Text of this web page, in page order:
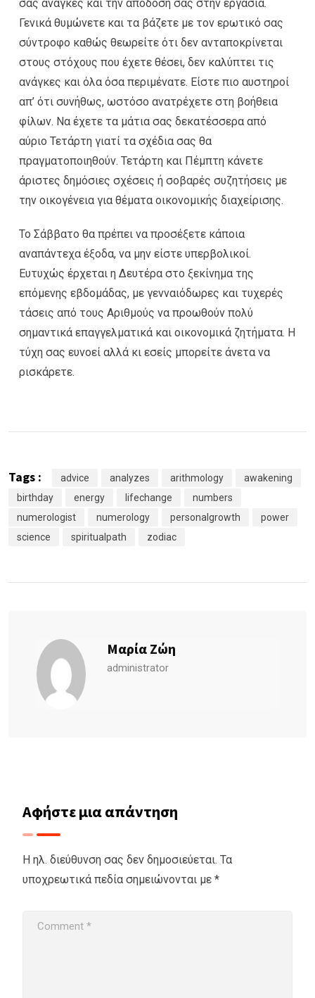
σας ανάγκες και την απόδοση σας στην εργασία.
Γενικά θυμώνετε και τα βάζετε με τον ερωτικό σας
σύντροφο καθώς θεωρείτε ότι δεν ανταποκρίνεται
στους στόχους που έχετε θέσει, δεν καλύπτει τις
ανάγκες και όλα όσα περιμένατε. Είστε πιο αυστηροί
απ’ ότι συνήθως, ωστόσο ανατρέχετε στη βοήθεια
φίλων. Να έχετε τα μάτια σας δεκατέσσερα από
αύριο Τετάρτη γιατί τα σχέδια σας θα
πραγματοποιηθούν. Τετάρτη και Πέμπτη κάνετε
άριστες δημόσιες σχέσεις ή σοβαρές συζητήσεις με
την οικογένεια για θέματα οικονομικής διαχείρισης.
Το Σάββατο θα πρέπει να προσέξετε κάποια
αναπάντεχα έξοδα, να μην είστε υπερβολικοί.
Ευτυχώς έρχεται η Δευτέρα στο ξεκίνημα της
επόμενης εβδομάδας, με γενναιόδωρες και τυχερές
τάσεις από τους Αριθμούς να προωθούν πολύ
σημαντικά επαγγελματικά και οικονομικά ζητήματα. Η
τύχη σας ευνοεί αλλά κι εσείς μπορείτε άνετα να
ρισκάρετε.
Tags : advice analyzes arithmology
awakening
birthday
energy lifechange
numbers
numerologist
numerology personalgrowth
power
science
spiritualpath zodiac
Μαρία Ζώη
administrator
Αφήστε μια απάντηση
Η ηλ. διεύθυνση σας δεν δημοσιεύεται. Τα
υποχρεωτικά πεδία σημειώνονται με *